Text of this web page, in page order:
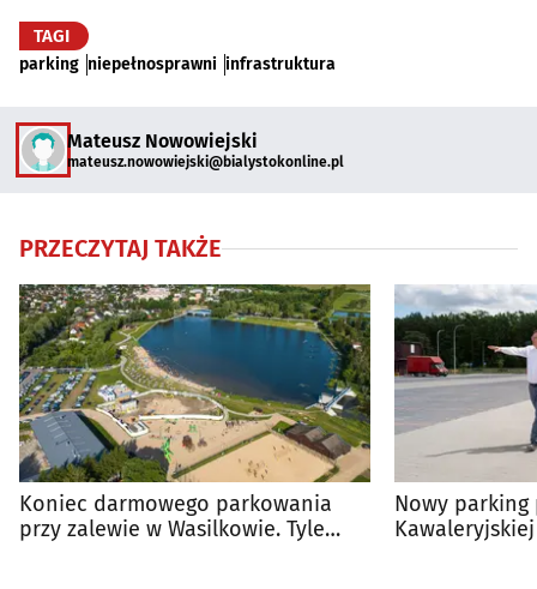
TAGI
parking niepełnosprawni infrastruktura
Mateusz Nowowiejski
mateusz.nowowiejski@bialystokonline.pl
PRZECZYTAJ TAKŻE
Koniec darmowego parkowania
przy zalewie w Wasilkowie. Tyle
Nowy